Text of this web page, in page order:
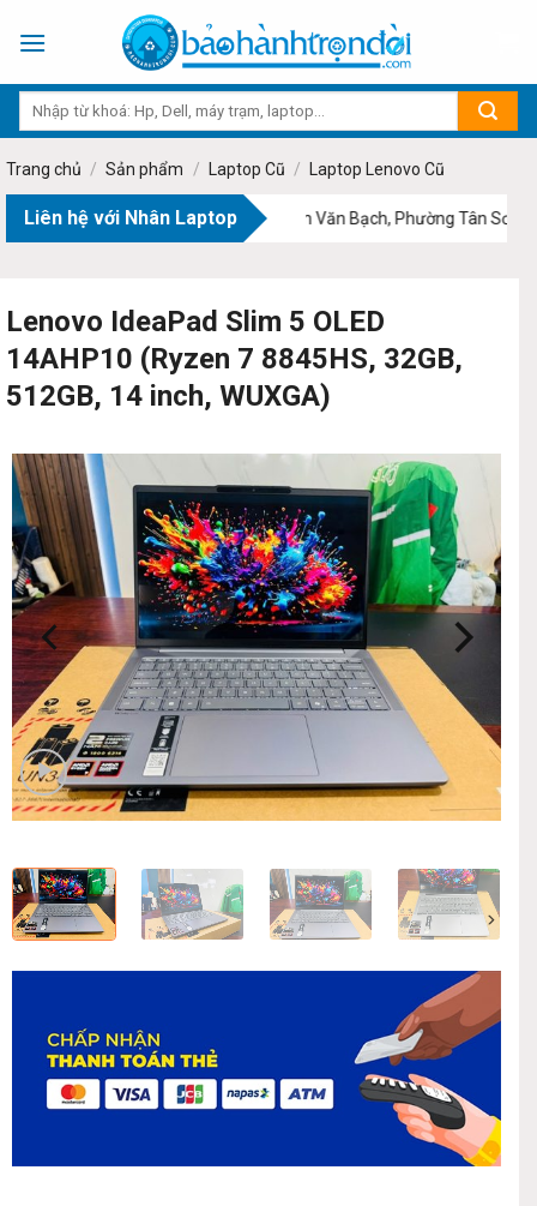
Trang chủ / Sản phẩm / Laptop Cũ / Laptop Lenovo Cũ
Liên hệ với Nhân Laptop
Địa chỉ:73 Phạm Văn Bạch, Phường Tân Sơn,
Lenovo IdeaPad Slim 5 OLED
14AHP10 (Ryzen 7 8845HS, 32GB,
512GB, 14 inch, WUXGA)